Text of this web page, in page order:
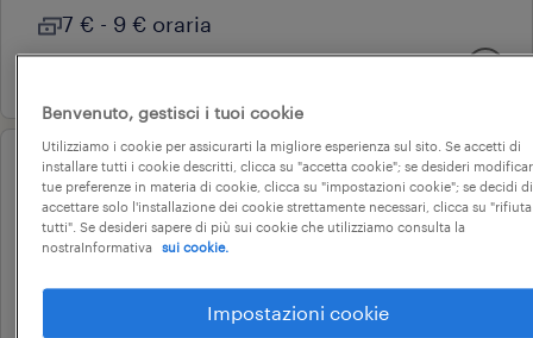
7 € - 9 € oraria
operational
allievo responsabile reparto
(m/f/nb) settore gdo
pero, lombardia
tempo determinato
Benvenuto, gestisci i tuoi cookie
Utilizziamo i cookie per assicurarti la migliore esperienza sul sito. Se accetti di
installare tutti i cookie descritti, clicca su "accetta cookie"; se desideri
tue preferenze in materia di cookie, clicca su "impostazioni cookie"; se decidi di
accettare solo l'installazione dei cookie strettamente necessari, clicca su "rifiuta
tutti". Se desideri sapere di più sui cookie che utilizziamo consulta la
nostraInformativa
sui cookie.
Impostazioni cookie